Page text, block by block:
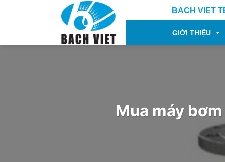
dung
BACH VIET
GIỚI THIỆU
Mua máy